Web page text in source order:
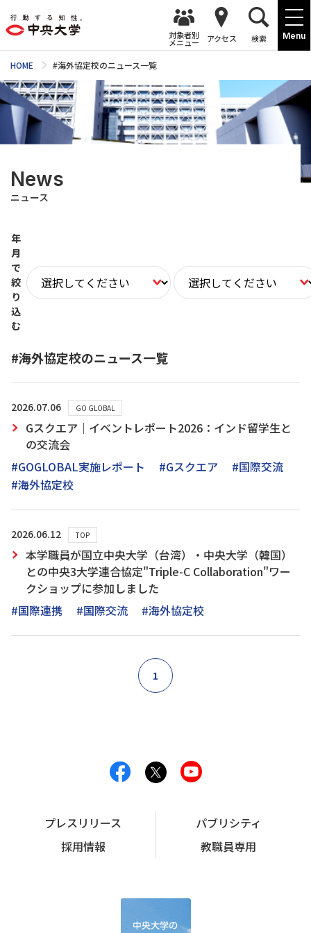
Menu
対象者別
メニュー アクセス 検索
HOME #海外協定校のニュース一覧
News
ニュース
年
月
で
絞
り
込
む
#海外協定校のニュース一覧
2026.07.06 GO GLOBAL
Gスクエア｜イベントレポート2026：インド留学生と
の交流会
#GOGLOBAL実施レポート
#Gスクエア
#国際交流
#海外協定校
2026.06.12 TOP
本学職員が国立中央大学（台湾）・中央大学（韓国）
との中央3大学連合協定"Triple-C Collaboration"ワー
クショップに参加しました
#国際連携
#国際交流 #海外協定校
1
プレスリリース
パブリシティ
採用情報
教職員専用